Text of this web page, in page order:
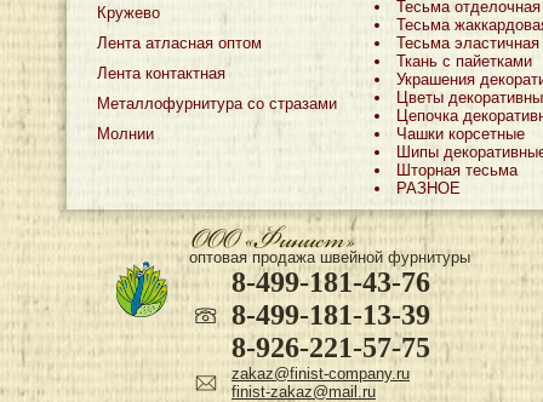
Кружево
Лента атласная оптом
Лента контактная
Металлофурнитура со стразами
Молнии
Тесьма отделочная
Тесьма
Тесьма эластичная
Ткань с пайетками
Украшения
Цветы
Цепочка
Чашки корсетные
Шипы
Шторная тесьма
РАЗНОЕ
оптовая продажа швейной фурнитуры
8-499-181-43-76
8-499-181-13-39
8-926-221-57-75
zakaz@finist-company.ru
finist-zakaz@mail.ru